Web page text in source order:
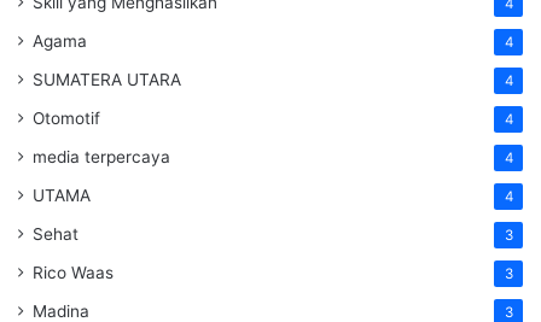
4
Agama 4
SUMATERA UTARA 4
Otomotif 4
media terpercaya 4
UTAMA 4
Sehat 3
Rico Waas 3
Madina 3